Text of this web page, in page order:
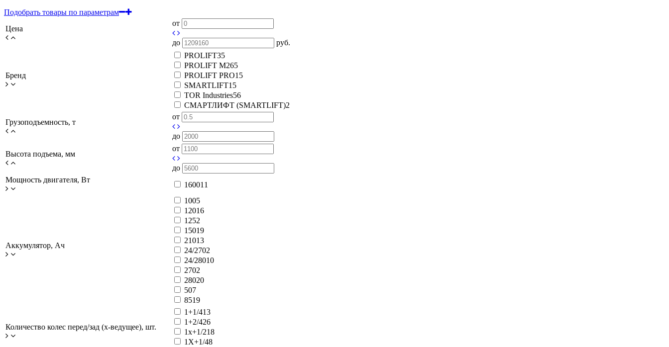
Подобрать товары по параметрам
Цена
от
до руб.
Бренд
PROLIFT35
PROLIFT M265
PROLIFT PRO15
SMARTLIFT15
TOR Industries56
СМАРТЛИФТ (SMARTLIFT)2
Грузоподъемность, т
от
до
Высота подъема, мм
от
до
Мощность двигателя, Вт
160011
Аккумулятор, Ач
1005
12016
1252
15019
21013
24/2702
24/28010
2702
28020
507
8519
Количество колес перед/зад (x-ведущее), шт.
1+1/413
1+2/426
1x+1/218
1X+1/48